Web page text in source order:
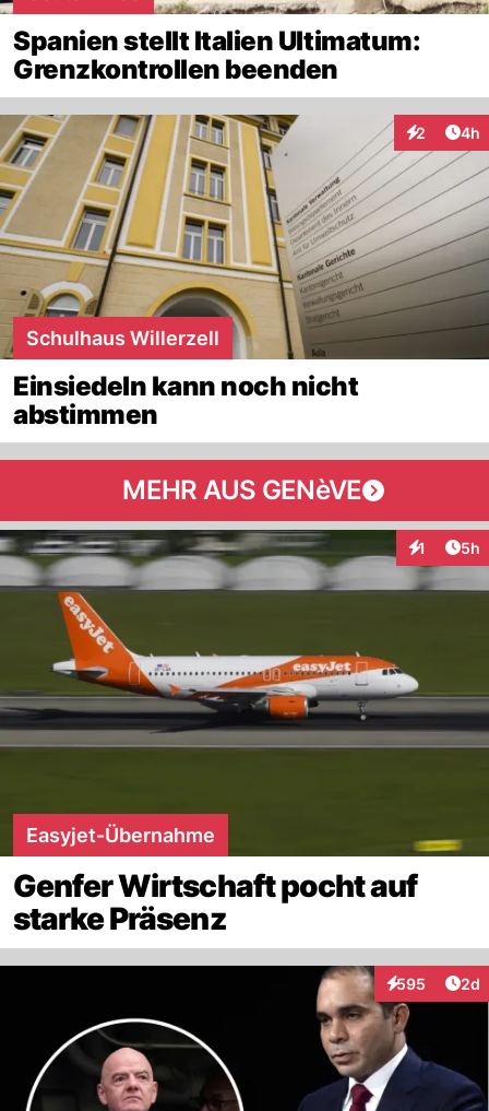
Spanien stellt Italien Ultimatum:
Grenzkontrollen beenden
2 4h
Schulhaus Willerzell
Einsiedeln kann noch nicht
abstimmen
MEHR AUS GENèVE
1 5h
Easyjet-Übernahme
Genfer Wirtschaft pocht auf
starke Präsenz
595
Interaktionen
2d